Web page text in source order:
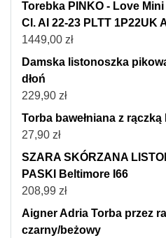
Torebka PINKO - Love
Cl. AI 22-23 PLTT 1P22UK
1449,00 zł
Damska listonoszka
dłoń
229,90 zł
Torba bawełniana z
27,90 zł
SZARA SKÓRZANA
PASKI Beltimore I66
208,99 zł
Aigner Adria Torba przez
czarny/beżowy